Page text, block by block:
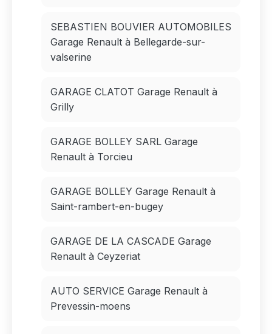
SEBASTIEN BOUVIER AUTOMOBILES
Garage Renault à Bellegarde-sur-
valserine
GARAGE CLATOT Garage Renault à
Grilly
GARAGE BOLLEY SARL Garage
Renault à Torcieu
GARAGE BOLLEY Garage Renault à
Saint-rambert-en-bugey
GARAGE DE LA CASCADE Garage
Renault à Ceyzeriat
AUTO SERVICE Garage Renault à
Prevessin-moens